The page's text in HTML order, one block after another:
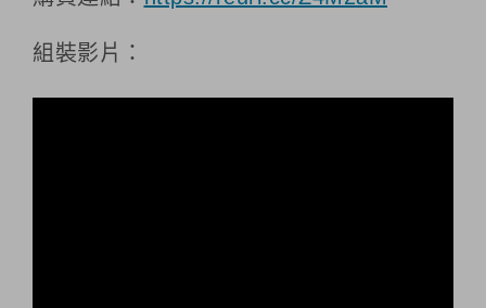
組裝影片：